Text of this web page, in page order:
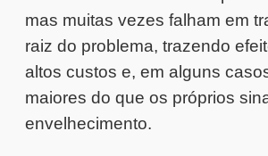
mas muitas vezes falham em
raiz do problema, trazendo
altos custos e, em alguns
maiores do que os próprios
envelhecimento.